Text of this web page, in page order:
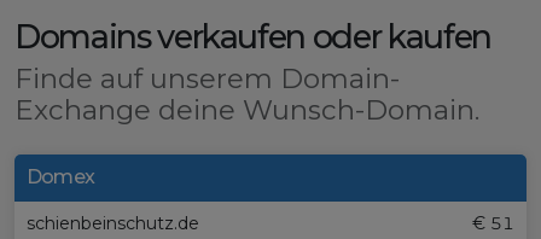
Domains verkaufen oder kaufen
Finde auf unserem Domain-
Exchange deine Wunsch-Domain.
Domex
schienbeinschutz.de € 51